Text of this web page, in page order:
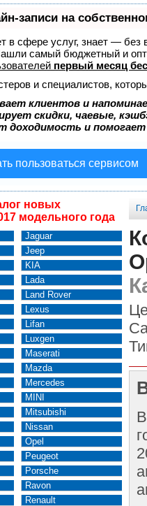
записи на
в сфере услуг, знает —
самый бюджетный и
первый месяц
и специалистов,
клиентов и
скидки, чаевые,
доходимость и
пользоваться сервисом
новых
модельного года
Jaguar
Jeep
KIA
Lada
Land Rover
Lexus
Lifan
Luxgen
Maserati
Mazda
Mercedes
MINI
Mitsubishi
Nissan
Opel
Peugeot
Porsche
Ravon
Renault